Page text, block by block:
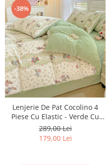
-38%
Lenjerie De Pat Cocolino 4
Piese Cu Elastic - Verde Cu
Ciupercute Si Iepurasi
289,00 Lei
179,00 Lei